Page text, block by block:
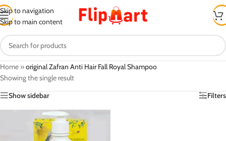
Skip to navigation
Skip to main content
Home »original Zafran Anti Hair Fall Royal Shampoo
Showing the single result
Show sidebar
Filters